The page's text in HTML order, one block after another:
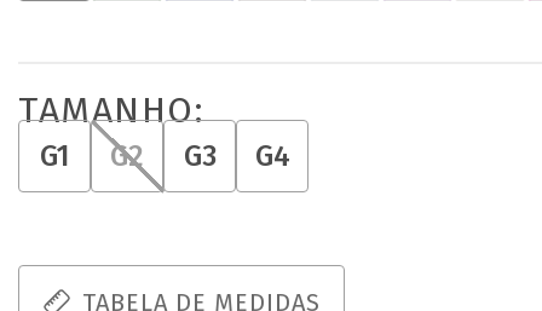
TAMANHO:
G1 G2 G3 G4
TABELA DE MEDIDAS